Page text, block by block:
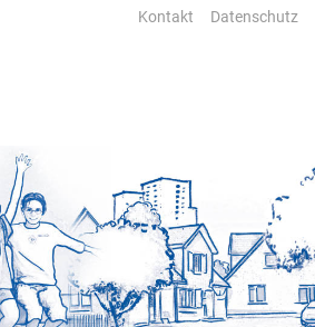
Kontakt Datenschutz